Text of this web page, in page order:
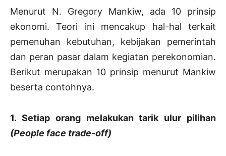
Menurut N. Gregory Mankiw, ada 10 prinsip
ekonomi. Teori ini mencakup hal-hal terkait
pemenuhan kebutuhan, kebijakan pemerintah
dan peran pasar dalam kegiatan perekonomian.
Berikut merupakan 10 prinsip menurut Mankiw
beserta contohnya.
1. Setiap orang melakukan tarik ulur pilihan
(People face trade-off)